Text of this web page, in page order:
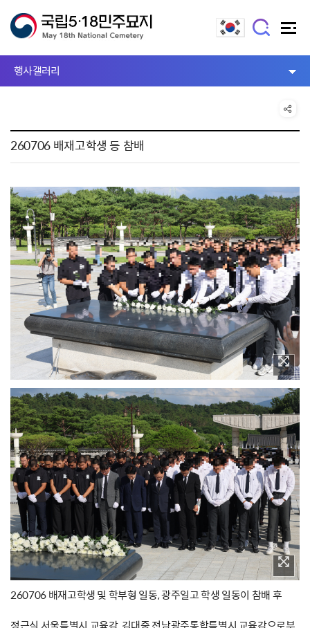
행사갤러리
260706 배재고학생 등 참배
260706 배재고학생 및 학부형 일동, 광주일고 학생 일동이 참배 후